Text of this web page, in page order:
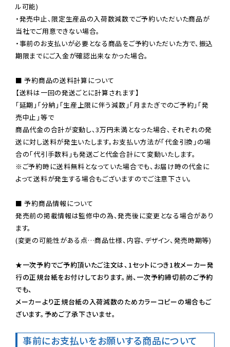
ル可能)
・発売中止、限定生産品の入荷数減数でご予約いただいた商品が
当社でご用意できない場合。
・事前のお支払いが必要となる商品をご予約いただいた方で、振込
期限までにご入金が確認出来なかった場合。
■ 予約商品の送料計算について
【送料は一回の発送ごとに計算されます】
「延期」「分納」「生産上限に伴う減数」「月またぎでのご予約」「発
売中止」等で
商品代金の合計が変動し、3万円未満となった場合、それぞれの発
送に対し送料が発生いたします。お支払い方法が「代金引換」の場
※ご予約時に送料無料となっていた場合でも、お届け時の代金に
よって送料が発生する場合もございますのでご注意下さい。
■ 予約商品情報について
発売前の掲載情報は監修中の為、発売後に変更となる場合があり
ます。
(変更の可能性がある点…商品仕様、内容、デザイン、発売時期等)
★一次予約でご予約頂いたご注文は、1セットにつき1枚メーカー発
行の正規台紙をお付けしております。尚、一次予約締切前のご予約
でも、
メーカーより正規台紙の入荷減数のためカラーコピーの場合もご
ざいます。予めご了承下さいませ。
事前にお支払いをお願いする商品について